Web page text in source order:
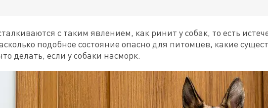
с таким явлением, как ринит у собак, то есть
подобное состояние опасно для питомцев, какие
делать, если у собаки насморк.